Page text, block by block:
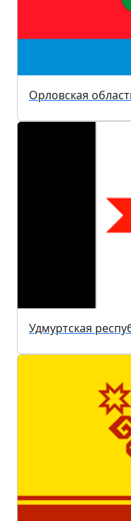
Орловская
Удмуртская